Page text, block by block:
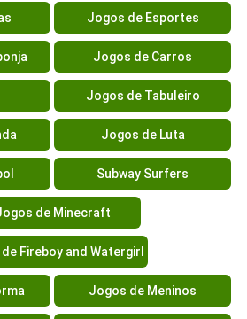
Jogos de Esportes
Jogos de Carros
Jogos de Tabuleiro
Jogos de Luta
Subway Surfers
de Minecraft
Fireboy and Watergirl
Jogos de Meninos